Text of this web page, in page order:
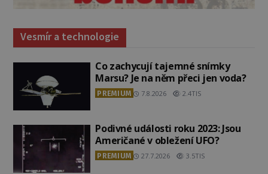
Vesmír a technologie
Co zachycují tajemné snímky
Marsu? Je na něm přeci jen voda?
PREMIUM 7.8.2026 2.4TIS
Podivné události roku 2023: Jsou
Američané v obležení UFO?
PREMIUM 27.7.2026 3.5TIS